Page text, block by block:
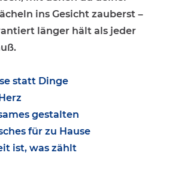
ins Gesicht zauberst –
länger hält als jeder
statt Dinge
gestalten
für zu Hause
ist, was zählt